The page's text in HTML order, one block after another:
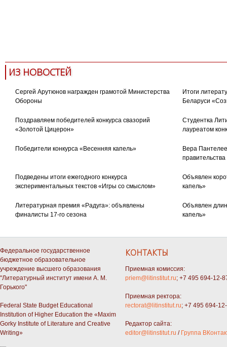
ИЗ НОВОСТЕЙ
Сергей Арутюнов награжден грамотой Министерства
Обороны
Итоги
Беларуси
Поздравляем победителей конкурса свазорий
«Золотой Цицерон»
Студентка
лауреатом
Победители конкурса «Весенняя капель»
Вера
Подведены итоги ежегодного конкурса
экспериментальных текстов «Игры со смыслом»
Объявлен
капель»
Литературная премия «Радуга»: объявлены
финалисты 17-го сезона
Объявлен
капель»
Федеральное государственное
бюджетное образовательное
учреждение высшего образования
"Литературный институт имени А. М.
Горького"
Federal State Budget Educational
Institution of Higher Education the «Maxim
Gorky Institute of Literature and Creative
Writing»
КОНТАКТЫ
Приемная комиссия:
priem@litinstitut.ru; +7 495 694-12-
Приемная ректора:
rectorat@litinstitut.ru; +7 495 694-
Редактор сайта:
editor@litinstitut.ru / Группа